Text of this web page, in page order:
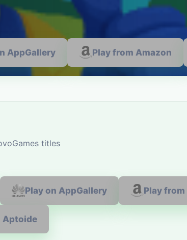
AppGallery Play from Amazon
titles
Play on AppGallery Play
Aptoide